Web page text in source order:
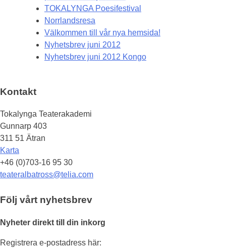
TOKALYNGA Poesifestival
Norrlandsresa
Välkommen till vår nya hemsida!
Nyhetsbrev juni 2012
Nyhetsbrev juni 2012 Kongo
Kontakt
Tokalynga Teaterakademi
Gunnarp 403
311 51 Ätran
Karta
+46 (0)703-16 95 30
teateralbatross@telia.com
Följ vårt nyhetsbrev
Nyheter direkt till din inkorg
Registrera e-postadress här: